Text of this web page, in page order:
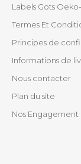
Labels Gots
Termes Et
Principes de
Informations de
Nous contacter
Plan du site
Nos Engagement